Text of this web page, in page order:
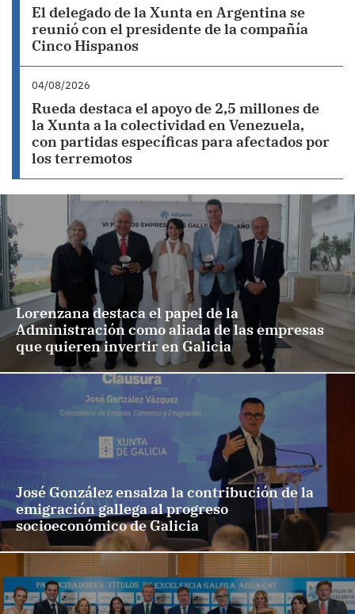
El delegado de la Xunta en Argentina se
reunió con el presidente de la compañía
Cinco Hispanos
04/08/2026
Rueda destaca el apoyo de 2,5 millones de
la Xunta a la colectividad en Venezuela,
con partidas específicas para afectados por
los terremotos
Lorenzana destaca el papel de la
Administración como aliada de las empresas
que quieren invertir en Galicia
José González ensalza la contribución de la
emigración gallega al progreso
socioeconómico de Galicia